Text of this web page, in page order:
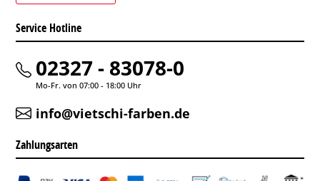
Service Hotline
02327 - 83078-0
Mo-Fr. von 07:00 - 18:00 Uhr
info@vietschi-farben.de
Zahlungsarten